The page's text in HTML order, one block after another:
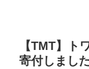
【TMT】ト
寄付しまし